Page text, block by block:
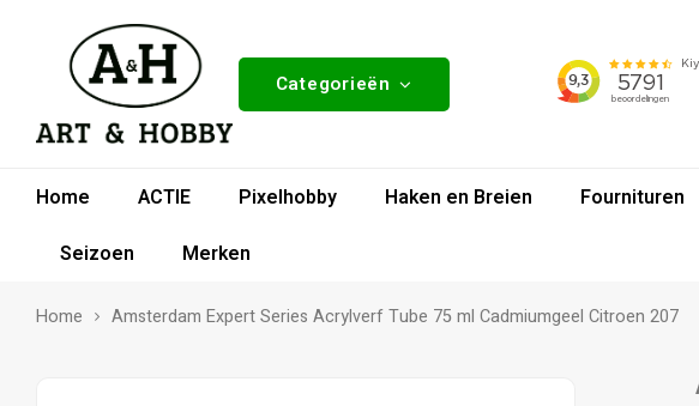
Categorieën
Home ACTIE Pixelhobby Haken en Breien Fournituren
Seizoen
Merken
Home Amsterdam Expert Series Acrylverf Tube 75 ml Cadmiumgeel Citroen 207